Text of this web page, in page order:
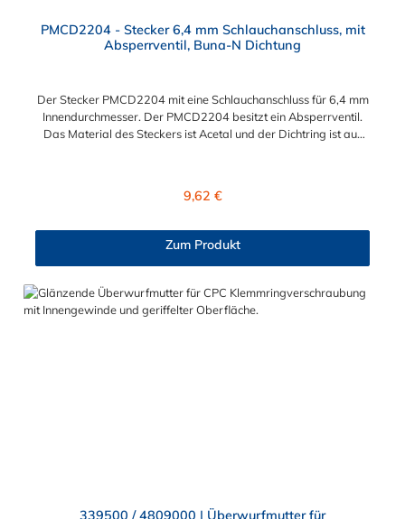
PMCD2204 - Stecker 6,4 mm Schlauchanschluss, mit
Absperrventil, Buna-N Dichtung
Der Stecker PMCD2204 mit eine Schlauchanschluss für 6,4 mm
Innendurchmesser. Der PMCD2204 besitzt ein Absperrventil.
Das Material des Steckers ist Acetal und der Dichtring ist aus
Regulärer Preis:
9,62 €
Zum Produkt
339500 / 4809000 | Überwurfmutter für